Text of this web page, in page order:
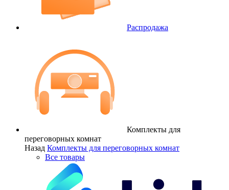
Распродажа
Комплекты для
переговорных комнат
Назад Комплекты для переговорных комнат
Все товары